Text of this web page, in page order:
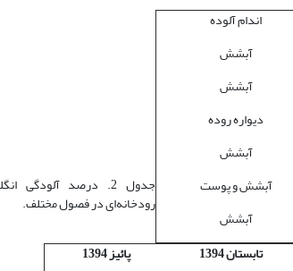
اندام آلوده
آبشش
آبشش
دیواره روده
آبشش
آبشش و پوست
آبشش
جدول 2. درصد آلودگی
رودخانه‌ای در فصول مختلف.
تابستان 1394
پائیز 1394